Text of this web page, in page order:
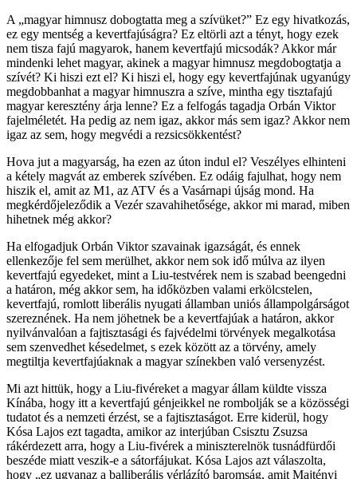
A „magyar himnusz dobogtatta meg a szívüket?” Ez egy hivatkozás,
ez egy mentség a kevertfajúságra? Ez eltörli azt a tényt, hogy ezek
nem tisza fajú magyarok, hanem kevertfajú micsodák? Akkor már
mindenki lehet magyar, akinek a magyar himnusz megdobogtatja a
szívét? Ki hiszi ezt el? Ki hiszi el, hogy egy kevertfajúnak ugyanúgy
megdobbanhat a magyar himnuszra a szíve, mintha egy tisztafajú
magyar keresztény árja lenne? Ez a felfogás tagadja Orbán Viktor
fajelméletét. Ha pedig az nem igaz, akkor más sem igaz? Akkor nem
igaz az sem, hogy megvédi a rezsicsökkentést?
Hova jut a magyarság, ha ezen az úton indul el? Veszélyes elhinteni
a kétely magvát az emberek szívében. Ez odáig fajulhat, hogy nem
hiszik el, amit az M1, az ATV és a Vasárnapi újság mond. Ha
megkérdőjeleződik a Vezér szavahihetősége, akkor mi marad, miben
hihetnek még akkor?
Ha elfogadjuk Orbán Viktor szavainak igazságát, és ennek
ellenkezője fel sem merülhet, akkor nem sok idő múlva az ilyen
kevertfajú egyedeket, mint a Liu-testvérek nem is szabad beengedni
a határon, még akkor sem, ha időközben valami erkölcstelen,
kevertfajú, romlott liberális nyugati államban uniós állampolgárságot
szereznének. Ha nem jöhetnek be a kevertfajúak a határon, akkor
nyilvánvalóan a fajtisztasági és fajvédelmi törvények megalkotása
sem szenvedhet késedelmet, s ezek között az a törvény, amely
megtiltja kevertfajúaknak a magyar színekben való versenyzést.
Mi azt hittük, hogy a Liu-fivéreket a magyar állam küldte vissza
Kínába, hogy itt a kevertfajú génjeikkel ne rombolják se a közösségi
tudatot és a nemzeti érzést, se a fajtisztaságot. Erre kiderül, hogy
Kósa Lajos ezt tagadta, amikor az interjúban Csisztu Zsuzsa
rákérdezett arra, hogy a Liu-fivérek a miniszterelnök tusnádfürdői
beszéde miatt veszik-e a sátorfájukat. Kósa Lajos azt válaszolta,
hogy „ez ugyanaz a balliberális vérlázító baromság, amit Majtényi